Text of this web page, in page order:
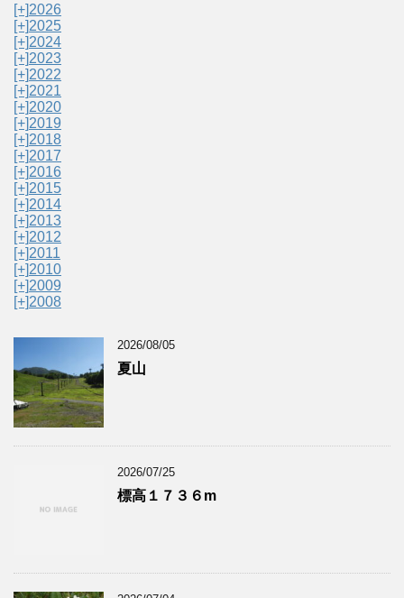
[+]2026
[+]2025
[+]2024
[+]2023
[+]2022
[+]2021
[+]2020
[+]2019
[+]2018
[+]2017
[+]2016
[+]2015
[+]2014
[+]2013
[+]2012
[+]2011
[+]2010
[+]2009
[+]2008
2026/08/05
夏山
2026/07/25
標高１７３６m